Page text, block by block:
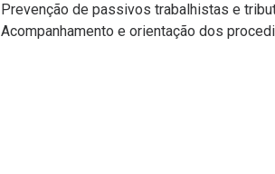
Prevenção de passivos trabalhistas e
Acompanhamento e orientação dos